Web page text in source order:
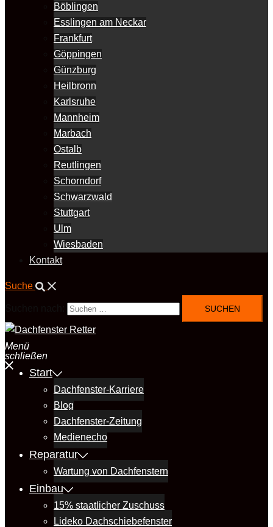
Böblingen
Esslingen am Neckar
Frankfurt
Göppingen
Günzburg
Heilbronn
Karlsruhe
Mannheim
Marbach
Ostalb
Reutlingen
Schorndorf
Schwarzwald
Stuttgart
Ulm
Wiesbaden
Kontakt
Suche
Menü
schließen
Start
Dachfenster-Karriere
Blog
Dachfenster-Zeitung
Medienecho
Reparatur
Wartung von Dachfenstern
Einbau
15% staatlicher Zuschuss
Lideko Dachschiebefenster